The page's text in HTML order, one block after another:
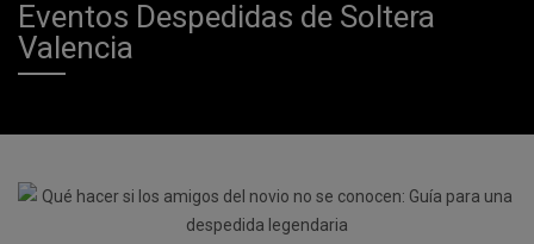
Eventos Despedidas de Soltera
Valencia